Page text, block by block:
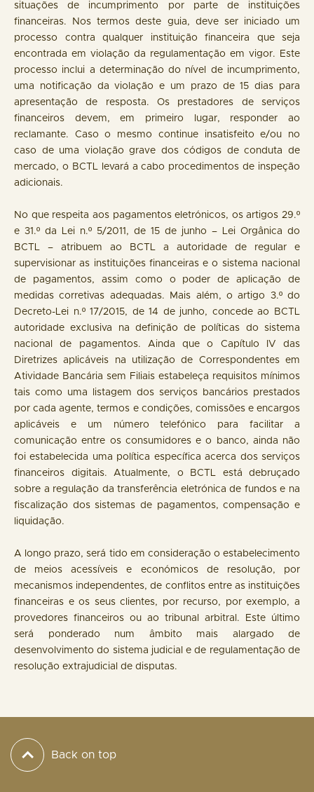
situações de incumprimento por parte de instituições
financeiras. Nos termos deste guia, deve ser iniciado um
processo contra qualquer instituição financeira que seja
encontrada em violação da regulamentação em vigor. Este
processo inclui a determinação do nível de incumprimento,
uma notificação da violação e um prazo de 15 dias para
apresentação de resposta. Os prestadores de serviços
financeiros devem, em primeiro lugar, responder ao
reclamante. Caso o mesmo continue insatisfeito e/ou no
caso de uma violação grave dos códigos de conduta de
mercado, o BCTL levará a cabo procedimentos de inspeção
adicionais.
No que respeita aos pagamentos eletrónicos, os artigos 29.º
e 31.º da Lei n.º 5/2011, de 15 de junho – Lei Orgânica do
BCTL – atribuem ao BCTL a autoridade de regular e
supervisionar as instituições financeiras e o sistema nacional
de pagamentos, assim como o poder de aplicação de
medidas corretivas adequadas. Mais além, o artigo 3.º do
Decreto-Lei n.º 17/2015, de 14 de junho, concede ao BCTL
autoridade exclusiva na definição de políticas do sistema
nacional de pagamentos. Ainda que o Capítulo IV das
Diretrizes aplicáveis na utilização de Correspondentes em
Atividade Bancária sem Filiais estabeleça requisitos mínimos
tais como uma listagem dos serviços bancários prestados
por cada agente, termos e condições, comissões e encargos
aplicáveis e um número telefónico para facilitar a
comunicação entre os consumidores e o banco, ainda não
foi estabelecida uma política específica acerca dos serviços
financeiros digitais. Atualmente, o BCTL está debruçado
sobre a regulação da transferência eletrónica de fundos e na
fiscalização dos sistemas de pagamentos, compensação e
liquidação.
A longo prazo, será tido em consideração o estabelecimento
de meios acessíveis e económicos de resolução, por
mecanismos independentes, de conflitos entre as instituições
financeiras e os seus clientes, por recurso, por exemplo, a
provedores financeiros ou ao tribunal arbitral. Este último
será ponderado num âmbito mais alargado de
desenvolvimento do sistema judicial e de regulamentação de
resolução extrajudicial de disputas.
Back on top